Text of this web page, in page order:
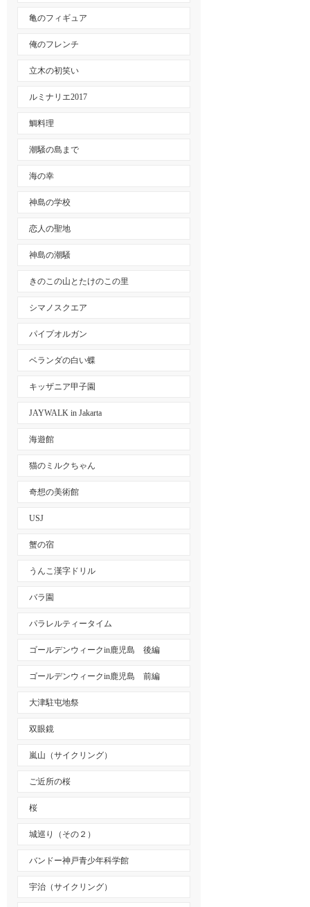
亀のフィギュア
俺のフレンチ
立木の初笑い
ルミナリエ2017
鯛料理
潮騒の島まで
海の幸
神島の学校
恋人の聖地
神島の潮騒
きのこの山とたけのこの里
シマノスクエア
パイプオルガン
ベランダの白い蝶
キッザニア甲子園
JAYWALK in Jakarta
海遊館
猫のミルクちゃん
奇想の美術館
USJ
蟹の宿
うんこ漢字ドリル
バラ園
パラレルティータイム
ゴールデンウィークin鹿児島 後編
ゴールデンウィークin鹿児島 前編
大津駐屯地祭
双眼鏡
嵐山（サイクリング）
ご近所の桜
桜
城巡り（その２）
バンドー神戸青少年科学館
宇治（サイクリング）